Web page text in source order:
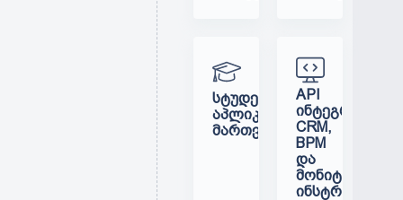
ᲡᲢᲣᲓᲔᲜᲢᲔᲑᲘᲡ
ᲐᲞᲚᲘᲙᲐᲪᲘᲔᲑᲘᲡ
ᲛᲐᲠᲗᲕᲐ
API
ᲘᲜᲢᲔᲒᲠᲐᲪᲘᲐ
CRM,
BPM
ᲓᲐ